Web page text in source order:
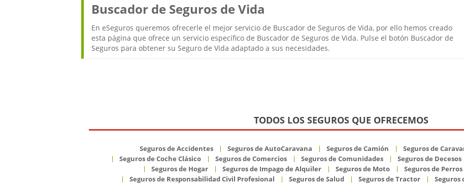
Buscador de Seguros de Vida
En eSeguros queremos ofrecerle el mejor servicio de Buscador de Seguros de Vida, por ello hemos creado
esta página que ofrece un servicio específico de Buscador de Seguros de Vida. Pulse el botón Buscador de
Seguros para obtener su Seguro de Vida adaptado a sus necesidades.
TODOS LOS SEGUROS QUE OFRECEMOS
Seguros de Accidentes Seguros de AutoCaravana Seguros de Camión Seguros de
Seguros de Coche Clásico
Seguros de Comercios Seguros de Comunidades Seguros de Decesos
Seguros de Hogar
Seguros de Impago de Alquiler Seguros de Moto Seguros de Perros
Seguros de Responsabilidad Civil Profesional
Seguros de Salud Seguros de Tractor Seguros